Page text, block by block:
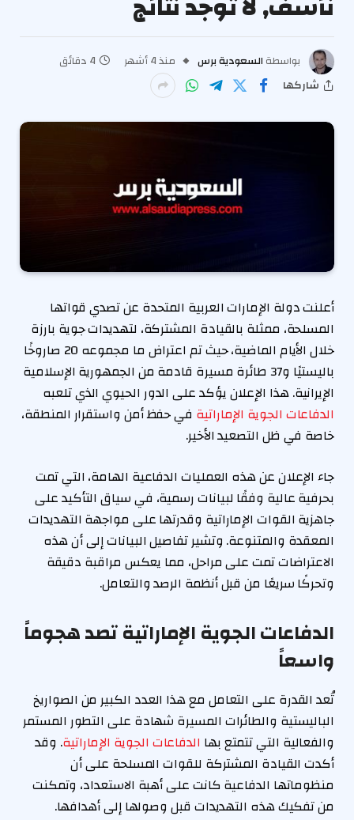
بواسطة السعودية برس منذ 4 أشهر
4 دقائق
شاركها
أعلنت دولة الإمارات العربية المتحدة عن تصدي قواتها
المسلحة، ممثلة بالقيادة المشتركة، لتهديدات جوية بارزة
خلال الأيام الماضية، حيث تم اعتراض ما مجموعه 20 صاروخًا
باليستيًا و37 طائرة مسيرة قادمة من الجمهورية الإسلامية
الإيرانية. هذا الإعلان يؤكد على الدور الحيوي الذي تلعبه
الدفاعات الجوية الإماراتية في حفظ أمن واستقرار المنطقة،
خاصة في ظل التصعيد الأخير.
جاء الإعلان عن هذه العمليات الدفاعية الهامة، التي تمت
بحرفية عالية وفقًا لبيانات رسمية، في سياق التأكيد على
جاهزية القوات الإماراتية وقدرتها على مواجهة التهديدات
المعقدة والمتنوعة. وتشير تفاصيل البيانات إلى أن هذه
الاعتراضات تمت على مراحل، مما يعكس مراقبة دقيقة
وتحركًا سريعًا من قبل أنظمة الرصد والتعامل.
الدفاعات الجوية الإماراتية تصد هجوماً
واسعاً
تُعد القدرة على التعامل مع هذا العدد الكبير من الصواريخ
الباليستية والطائرات المسيرة شهادة على التطور المستمر
والفعالية التي تتمتع بها الدفاعات الجوية الإماراتية. وقد
أكدت القيادة المشتركة للقوات المسلحة على أن
منظوماتها الدفاعية كانت على أهبة الاستعداد، وتمكنت
من تفكيك هذه التهديدات قبل وصولها إلى أهدافها.